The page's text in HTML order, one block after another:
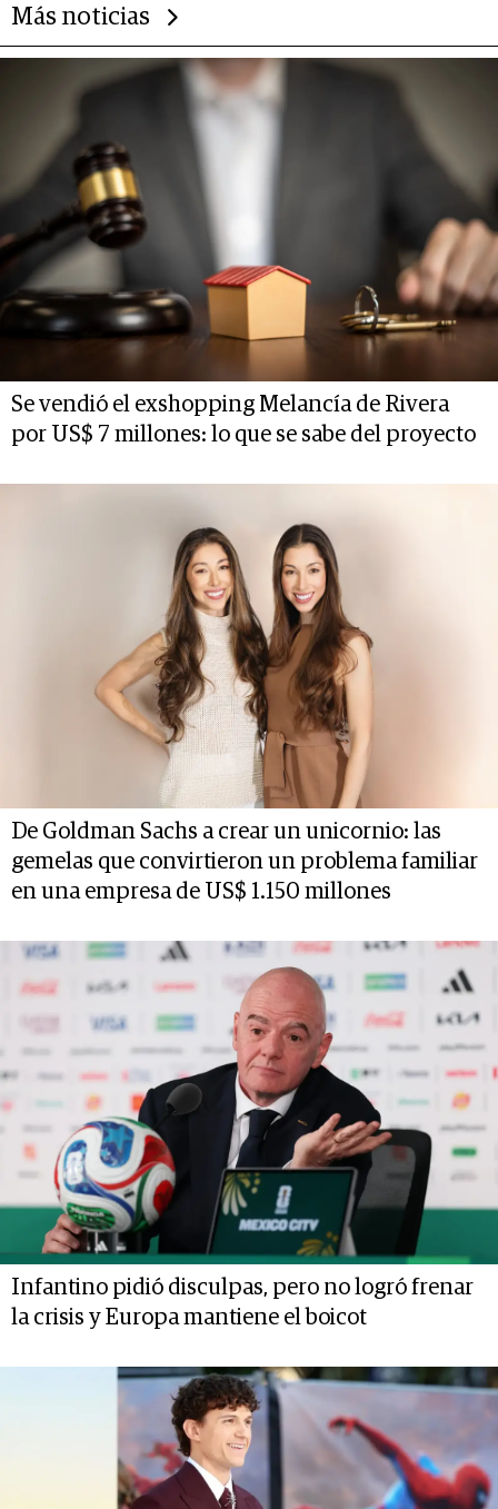
Más noticias
Se vendió el exshopping Melancía de Rivera
por US$ 7 millones: lo que se sabe del proyecto
De Goldman Sachs a crear un unicornio: las
gemelas que convirtieron un problema familiar
en una empresa de US$ 1.150 millones
Infantino pidió disculpas, pero no logró frenar
la crisis y Europa mantiene el boicot